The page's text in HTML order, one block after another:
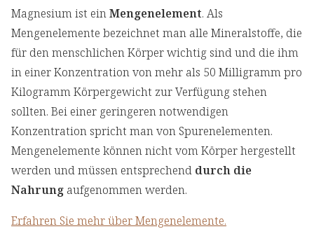
Magnesium ist einMengenelement. Als
Mengenelemente bezeichnet man alle Mineralstoffe, die
für den menschlichen Körper wichtig sind und die ihm
in einer Konzentration von mehr als 50 Milligramm pro
Kilogramm Körpergewicht zur Verfügung stehen
sollten. Bei einer geringeren notwendigen
Konzentration spricht man von Spurenelementen.
Mengenelemente können nicht vom Körper hergestellt
werden und müssen entsprechend durch die
Nahrung aufgenommen werden.
Erfahren Sie mehr über Mengenelemente.